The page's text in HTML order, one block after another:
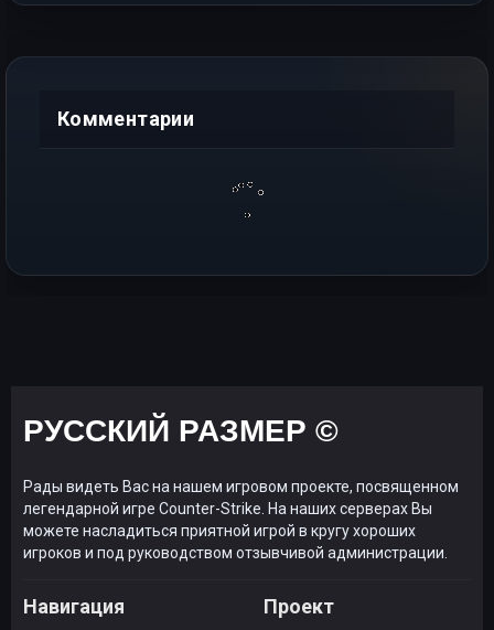
Комментарии
РУССКИЙ РАЗМЕР ©
Рады видеть Вас на нашем игровом проекте, посвященном
легендарной игре Counter-Strike. На наших серверах Вы
можете насладиться приятной игрой в кругу хороших
игроков и под руководством отзывчивой администрации.
Навигация Проект